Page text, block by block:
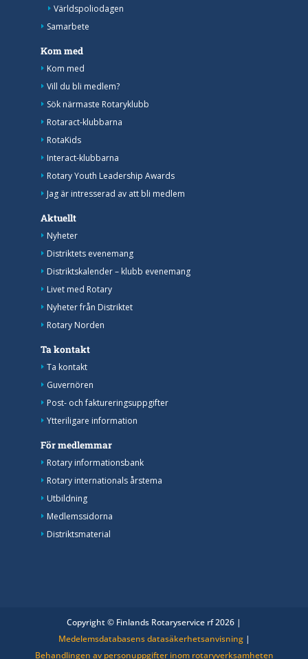
Världspoliodagen
Samarbete
Kom med
Kom med
Vill du bli medlem?
Sök närmaste Rotaryklubb
Rotaract-klubbarna
RotaKids
Interact-klubbarna
Rotary Youth Leadership Awards
Jag är intresserad av att bli medlem
Aktuellt
Nyheter
Distriktets evenemang
Distriktskalender – klubb evenemang
Livet med Rotary
Nyheter från Distriktet
Rotary Norden
Ta kontakt
Ta kontakt
Guvernören
Post- och faktureringsuppgifter
Ytteriligare information
För medlemmar
Rotary informationsbank
Rotary internationals årstema
Utbildning
Medlemssidorna
Distriktsmaterial
Copyright © Finlands Rotaryservice rf 2026 |
Medelemsdatabasens datasäkerhetsanvisning|
Behandlingen av personuppgifter inom rotaryverksamheten